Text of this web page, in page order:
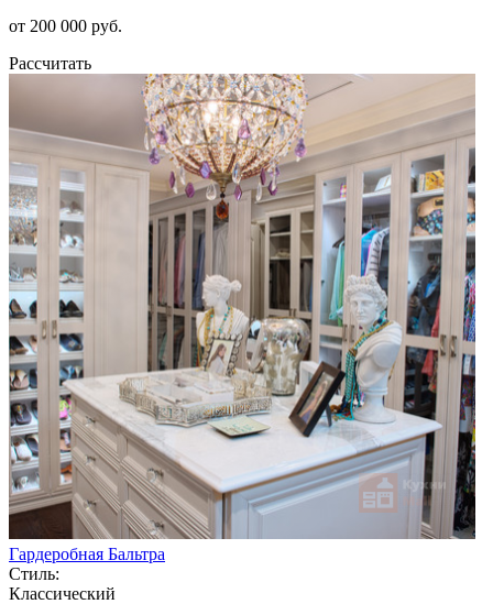
от 200 000 руб.
Рассчитать
Гардеробная Бальтра
Стиль:
Классический